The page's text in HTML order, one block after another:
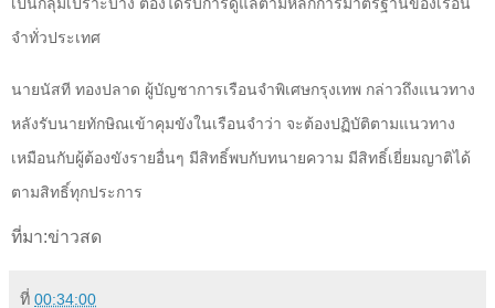
เป็นกลุ่มเปราะบาง ต้องได้รับการดูแลตามหลักการมาตรฐานของเรือน
จำทั่วประเทศ
นายนัสที ทองปลาด ผู้บัญชาการเรือนจำพิเศษกรุงเทพ กล่าวถึงแนวทาง
หลังรับนายทักษิณเข้าคุมขังในเรือนจำว่า จะต้องปฏิบัติตามแนวทาง
เหมือนกับผู้ต้องขังรายอื่นๆ มีสิทธิ์พบกับทนายความ มีสิทธิ์เยี่ยมญาติได้
ตามสิทธิ์ทุกประการ
ที่มา:ข่าวสด
ที่ 00:34:00